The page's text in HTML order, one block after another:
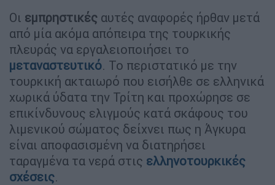
Οι εμπρηστικές αυτές αναφορές ήρθαν μετά
από μία ακόμα απόπειρα της τουρκικής
πλευράς να εργαλειοποιήσει το
μεταναστευτικό. Το περιστατικό με την
τουρκική ακταιωρό που εισήλθε σε ελληνικά
χωρικά ύδατα την Τρίτη και προχώρησε σε
επικίνδυνους ελιγμούς κατά σκάφους του
λιμενικού σώματος δείχνει πως η Άγκυρα
είναι αποφασισμένη να διατηρήσει
ταραγμένα τα νερά στις ελληνοτουρκικές
σχέσεις.